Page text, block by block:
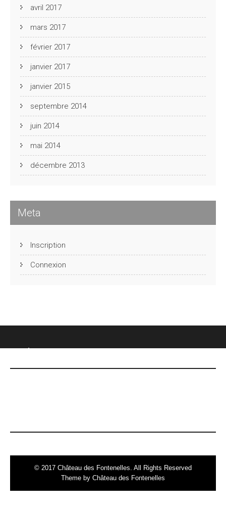
avril 2017
mars 2017
février 2017
janvier 2017
janvier 2015
septembre 2014
juin 2014
mai 2014
décembre 2013
Meta
Inscription
Connexion
© 2017 Château des Fontenelles. All Rights Reserved
Theme by Château des Fontenelles